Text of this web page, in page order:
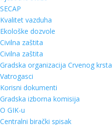
SECAP
Kvalitet vazduha
Ekološke dozvole
Civilna zaštita
Civilna zaštita
Gradska organizacija Crvenog krsta
Vatrogasci
Korisni dokumenti
Gradska izborna komisija
O GIK-u
Centralni birački spisak